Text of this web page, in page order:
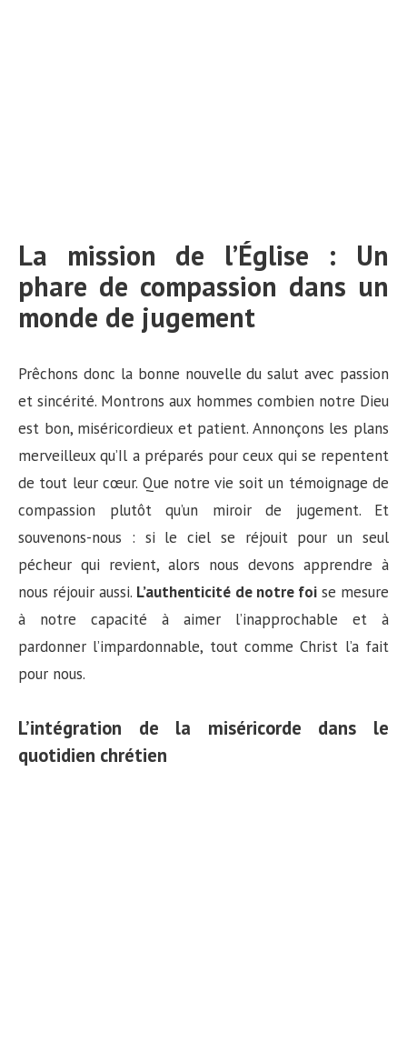
La mission de l’Église : Un
phare de compassion dans un
monde de jugement
Prêchons donc la bonne nouvelle du salut avec passion
et sincérité. Montrons aux hommes combien notre Dieu
est bon, miséricordieux et patient. Annonçons les plans
merveilleux qu’Il a préparés pour ceux qui se repentent
de tout leur cœur. Que notre vie soit un témoignage de
compassion plutôt qu’un miroir de jugement. Et
souvenons-nous : si le ciel se réjouit pour un seul
pécheur qui revient, alors nous devons apprendre à
nous réjouir aussi. L’authenticité de notre foise mesure
à notre capacité à aimer l’inapprochable et à
pardonner l’impardonnable, tout comme Christ l’a fait
pour nous.
L’intégration de la miséricorde dans le
quotidien chrétien